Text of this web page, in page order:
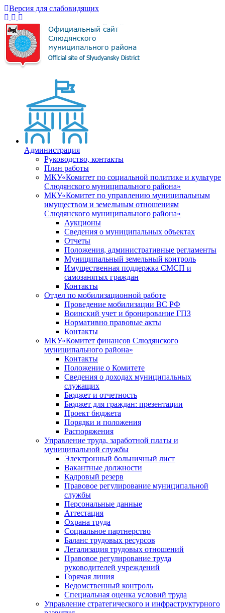
Версия для слабовидящих
Администрация
Руководство, контакты
План работы
МКУ«Комитет по социальной политике и культуре
Слюдянского муниципального района»
МКУ«Комитет по управлению муниципальным
имуществом и земельным отношениям
Слюдянского муниципального района»
Аукционы
Сведения о муниципальных объектах
Отчеты
Положения, административные регламенты
Муниципальный земельный контроль
Имущественная поддержка СМСП и
самозанятых граждан
Контакты
Отдел по мобилизационной работе
Проведение мобилизации ВС РФ
Воинский учет и бронирование ГПЗ
Нормативно правовые акты
Контакты
МКУ«Комитет финансов Слюдянского
муниципального района»
Контакты
Положение о Комитете
Сведения о доходах муниципальных
служащих
Бюджет и отчетность
Бюджет для граждан: презентации
Проект бюджета
Порядки и положения
Распоряжения
Управление труда, заработной платы и
муниципальной службы
Электронный больничный лист
Вакантные должности
Кадровый резерв
Правовое регулирование муниципальной
службы
Персональные данные
Аттестация
Охрана труда
Социальное партнерство
Баланс трудовых ресурсов
Легализация трудовых отношений
Правовое регулирование труда
руководителей учреждений
Горячая линия
Ведомственный контроль
Специальная оценка условий труда
Управление стратегического и инфраструктурного